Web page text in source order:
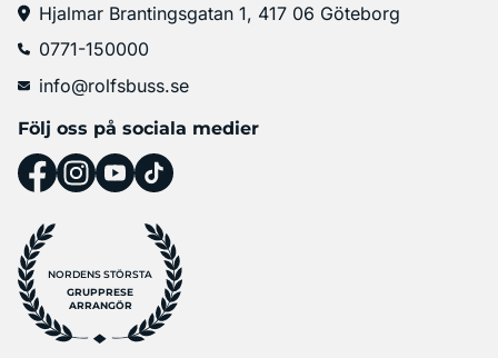
Hjalmar Brantingsgatan 1, 417 06 Göteborg
0771-150000
info@rolfsbuss.se
Följ oss på sociala medier
NORDENS STÖRSTA
GRUPPRESE
ARRANGÖR